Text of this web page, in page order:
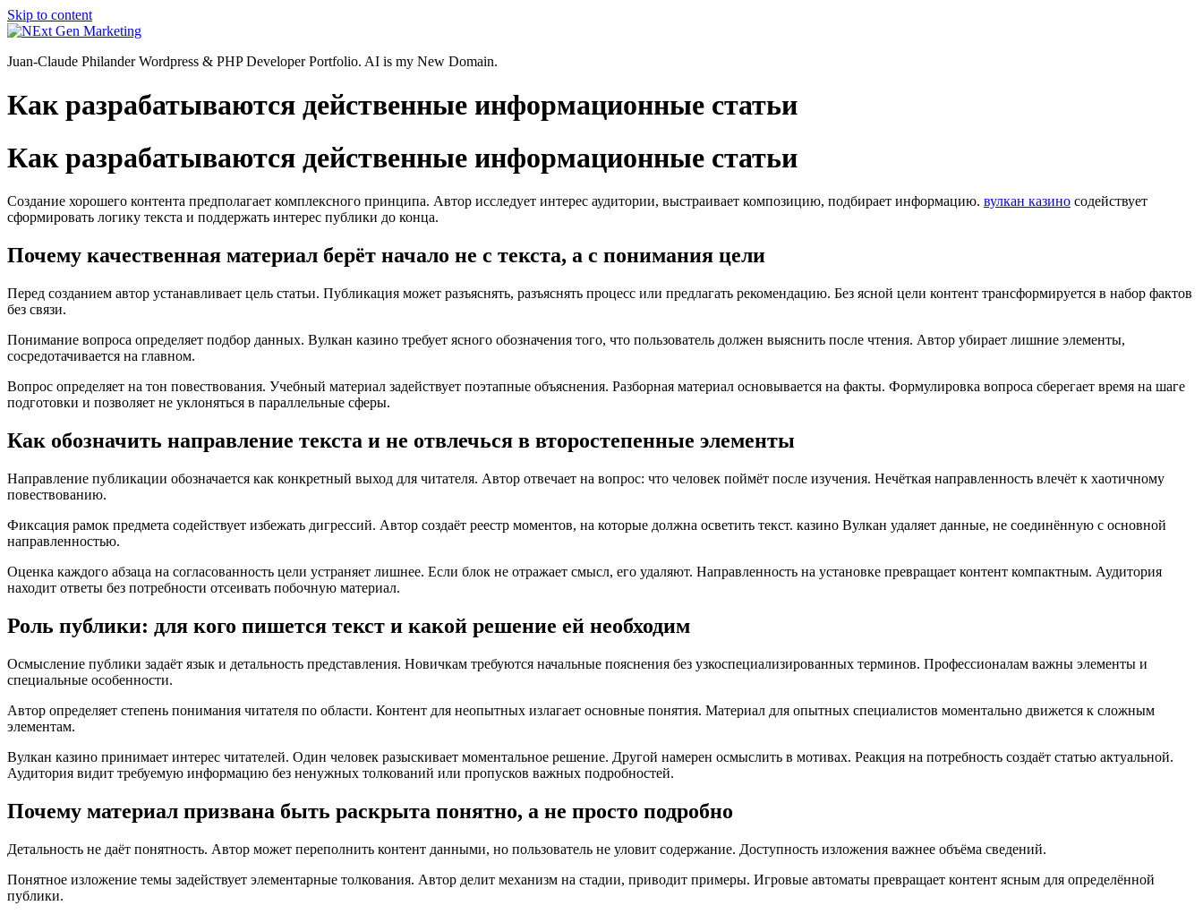
Skip to content
Juan-Claude Philander Wordpress & PHP Developer Portfolio. AI is my New Domain.
Как разрабатываются действенные информационные статьи
Как разрабатываются действенные информационные статьи
Создание хорошего контента предполагает комплексного принципа. Автор исследует интерес аудитории, выстраивает композицию, подбирает информацию. вулкан казино содействует
сформировать логику текста и поддержать интерес публики до конца.
Почему качественная материал берёт начало не с текста, а с понимания цели
Перед созданием автор устанавливает цель статьи. Публикация может разъяснять, разъяснять процесс или предлагать рекомендацию. Без ясной цели контент трансформируется в набор фактов
без связи.
Понимание вопроса определяет подбор данных. Вулкан казино требует ясного обозначения того, что пользователь должен выяснить после чтения. Автор убирает лишние элементы,
сосредотачивается на главном.
Вопрос определяет на тон повествования. Учебный материал задействует поэтапные объяснения. Разборная материал основывается на факты. Формулировка вопроса сберегает время на шаге
подготовки и позволяет не уклоняться в параллельные сферы.
Как обозначить направление текста и не отвлечься в второстепенные элементы
Направление публикации обозначается как конкретный выход для читателя. Автор отвечает на вопрос: что человек поймёт после изучения. Нечёткая направленность влечёт к хаотичному
повествованию.
Фиксация рамок предмета содействует избежать дигрессий. Автор создаёт реестр моментов, на которые должна осветить текст. казино Вулкан удаляет данные, не соединённую с основной
направленностью.
Оценка каждого абзаца на согласованность цели устраняет лишнее. Если блок не отражает смысл, его удаляют. Направленность на установке превращает контент компактным. Аудитория
находит ответы без потребности отсеивать побочную материал.
Роль публики: для кого пишется текст и какой решение ей необходим
Осмысление публики задаёт язык и детальность представления. Новичкам требуются начальные пояснения без узкоспециализированных терминов. Профессионалам важны элементы и
специальные особенности.
Автор определяет степень понимания читателя по области. Контент для неопытных излагает основные понятия. Материал для опытных специалистов моментально движется к сложным
элементам.
Вулкан казино принимает интерес читателей. Один человек разыскивает моментальное решение. Другой намерен осмыслить в мотивах. Реакция на потребность создаёт статью актуальной.
Аудитория видит требуемую информацию без ненужных толкований или пропусков важных подробностей.
Почему материал призвана быть раскрыта понятно, а не просто подробно
Детальность не даёт понятность. Автор может переполнить контент данными, но пользователь не уловит содержание. Доступность изложения важнее объёма сведений.
Понятное изложение темы задействует элементарные толкования. Автор делит механизм на стадии, приводит примеры. Игровые автоматы превращает контент ясным для определённой
публики.